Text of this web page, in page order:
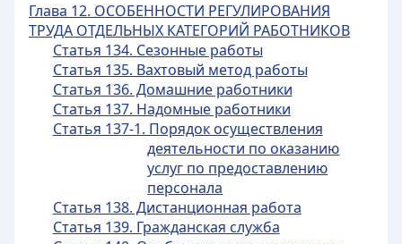
Глава 12. ОСОБЕННОСТИ РЕГУЛИРОВАНИЯ
ТРУДА ОТДЕЛЬНЫХ КАТЕГОРИЙ РАБОТНИКОВ
Статья 134. Сезонные работы
Статья 135. Вахтовый метод работы
Статья 136. Домашние работники
Статья 137. Надомные работники
Статья 137-1. Порядок осуществления
деятельности по оказанию
услуг по предоставлению
персонала
Статья 138. Дистанционная работа
Статья 139. Гражданская служба